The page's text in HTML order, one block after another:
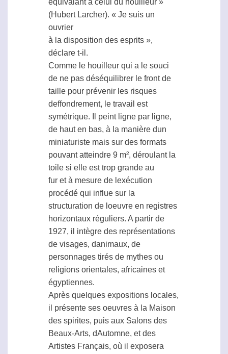
équivalant à celui du houilleur »
(Hubert Larcher). « Je suis un
ouvrier
à la disposition des esprits »,
déclare t-il.
Comme le houilleur qui a le souci
de ne pas déséquilibrer le front de
taille pour prévenir les risques
deffondrement, le travail est
symétrique. Il peint ligne par ligne,
de haut en bas, à la manière dun
miniaturiste mais sur des formats
pouvant atteindre 9 m², déroulant la
toile si elle est trop grande au
fur et à mesure de lexécution 
procédé qui influe sur la
structuration de loeuvre en registres
horizontaux réguliers. A partir de
1927, il intègre des représentations
de visages, danimaux, de
personnages tirés de mythes ou
religions orientales, africaines et
égyptiennes.
Après quelques expositions locales,
il présente ses oeuvres à la Maison
des spirites, puis aux Salons des
Beaux-Arts, dAutomne, et des
Artistes Français, où il exposera